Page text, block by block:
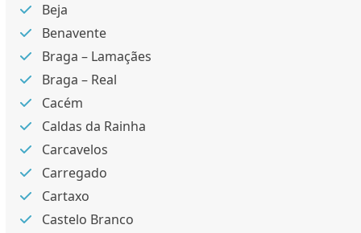
Beja
Benavente
Braga – Lamaçães
Braga – Real
Cacém
Caldas da Rainha
Carcavelos
Carregado
Cartaxo
Castelo Branco